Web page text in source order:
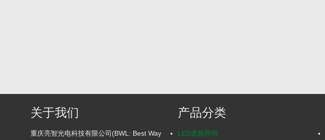
关于我们
重庆亮智光电科技有限公司(BWL: Best Way
产品分类
LED道路照明